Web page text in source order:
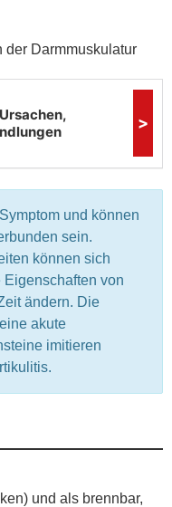
der Darmmuskulatur
und können
sein.
können sich
von
ändern. Die
akute
imitieren
und als brennbar,